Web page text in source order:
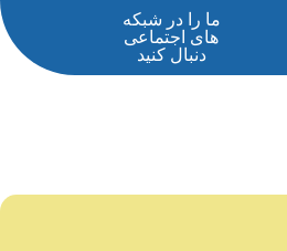
ما را در شبکه
های اجتماعی
دنبال کنید